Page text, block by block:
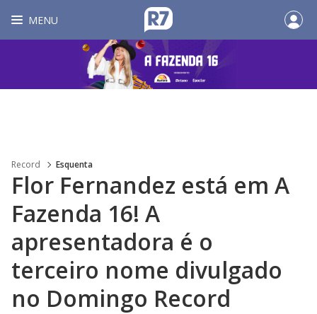
MENU
Record Esquenta
Flor Fernandez está em A
Fazenda 16! A
apresentadora é o
terceiro nome divulgado
no Domingo Record